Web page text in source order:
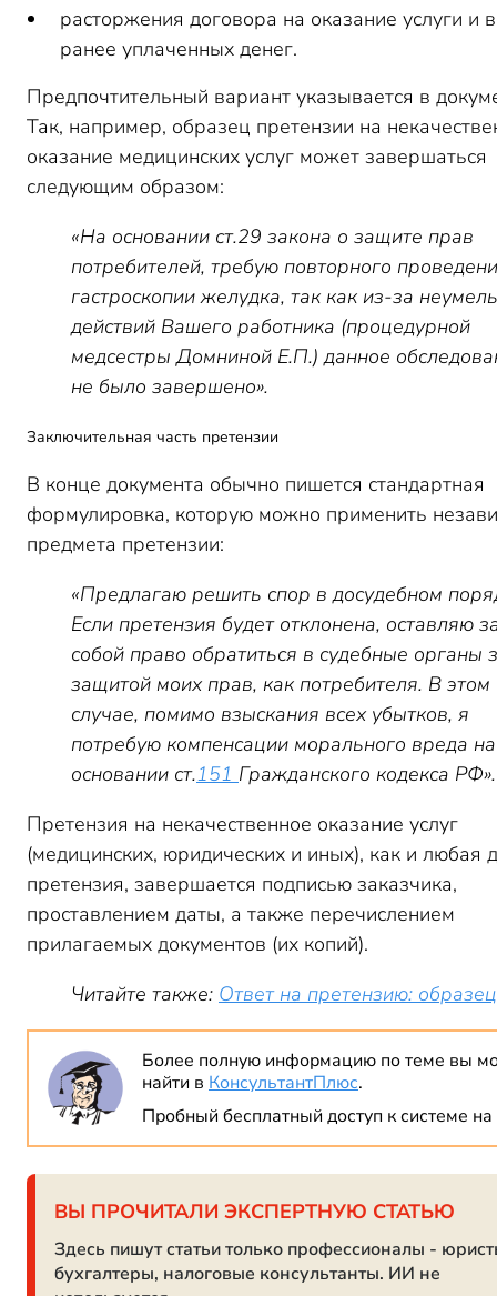
расторжения договора на оказание услуги и
ранее уплаченных денег.
Предпочтительный вариант указывается в
Так, например, образец претензии на
оказание медицинских услуг может завершаться
следующим образом:
«На основании ст.29 закона о защите прав
потребителей, требую повторного
гастроскопии желудка, так как из-за
действий Вашего работника (процедурной
медсестры Домниной Е.П.) данное
не было завершено».
Заключительная часть претензии
В конце документа обычно пишется стандартная
формулировка, которую можно применить
предмета претензии:
«Предлагаю решить спор в досудебном
Если претензия будет отклонена, оставляю
собой право обратиться в судебные органы
защитой моих прав, как потребителя. В этом
случае, помимо взыскания всех убытков, я
потребую компенсации морального вреда на
основании ст.151 Гражданского кодекса РФ».
Претензия на некачественное оказание услуг
(медицинских, юридических и иных), как и любая
претензия, завершается подписью заказчика,
проставлением даты, а также перечислением
прилагаемых документов (их копий).
Читайте также: Ответ на претензию: образец
Более полную информацию по теме вы
найти в КонсультантПлюс.
Пробный бесплатный доступ к системе
ВЫ ПРОЧИТАЛИ ЭКСПЕРТНУЮ СТАТЬЮ
Здесь пишут статьи только профессионалы -
бухгалтеры, налоговые консультанты. ИИ не